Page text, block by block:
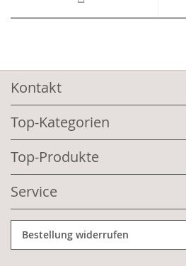
Kontakt
Top-Kategorien
Top-Produkte
Service
Bestellung widerrufen